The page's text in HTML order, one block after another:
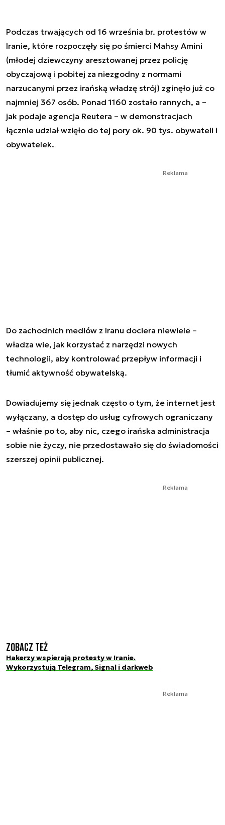
Podczas trwających od 16 września br. protestów w
Iranie, które rozpoczęły się po śmierci Mahsy Amini
(młodej dziewczyny aresztowanej przez policję
obyczajową i pobitej za niezgodny z normami
narzucanymi przez irańską władzę strój) zginęło już co
najmniej 367 osób. Ponad 1160 zostało rannych, a –
jak podaje agencja Reutera – w demonstracjach
łącznie udział wzięło do tej pory ok. 90 tys. obywateli i
obywatelek.
Reklama
Do zachodnich mediów z Iranu dociera niewiele –
władza wie, jak korzystać z narzędzi nowych
technologii, aby kontrolować przepływ informacji i
tłumić aktywność obywatelską.
Dowiadujemy się jednak często o tym, że internet jest
wyłączany, a dostęp do usług cyfrowych ograniczany
– właśnie po to, aby nic, czego irańska administracja
sobie nie życzy, nie przedostawało się do świadomości
szerszej opinii publicznej.
Reklama
Zobacz też
Hakerzy wspierają protesty w Iranie.
Wykorzystują Telegram, Signal i darkweb
Reklama